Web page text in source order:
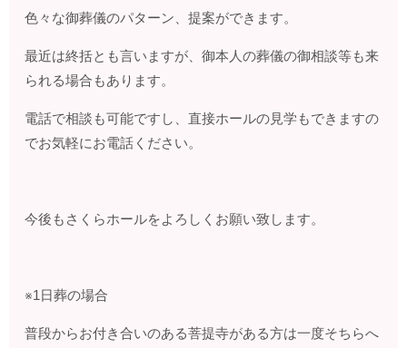
色々な御葬儀のパターン、提案ができます。
最近は終括とも言いますが、御本人の葬儀の御相談等も来
られる場合もあります。
電話で相談も可能ですし、直接ホールの見学もできますの
でお気軽にお電話ください。
今後もさくらホールをよろしくお願い致します。
※1日葬の場合
普段からお付き合いのある菩提寺がある方は一度そちらへ